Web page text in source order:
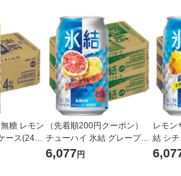
糖 レモン
ース(24本
ハイ KB
（先着順200円クーポン）
チューハイ 氷結 グレープフ
ルーツ 350ml 48本 缶チュー
6,077円
レモン
結 シ
2ケー